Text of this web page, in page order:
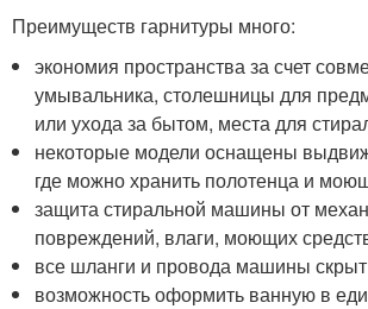
Преимуществ гарнитуры много:
экономия пространства за счет
умывальника, столешницы для
или ухода за бытом, места для
некоторые модели оснащены
где можно хранить полотенца и
защита стиральной машины от
повреждений, влаги, моющих
все шланги и провода машины
возможность оформить ванную в